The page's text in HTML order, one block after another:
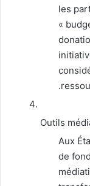
les
«
Outils
Aux
de